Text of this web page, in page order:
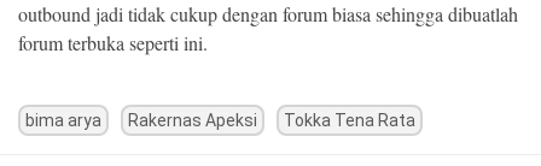
outbound jadi tidak cukup dengan forum biasa sehingga dibuatlah
forum terbuka seperti ini.
bima arya Rakernas Apeksi Tokka Tena Rata